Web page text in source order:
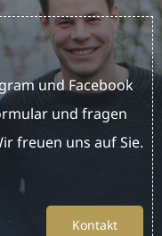
und Facebook
und fragen
freuen uns auf Sie.
Kontakt